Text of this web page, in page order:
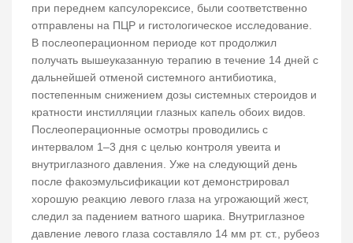
при переднем капсулорексисе, были соответственно
отправлены на ПЦР и гистологическое исследование.
В послеоперационном периоде кот продолжил
получать вышеуказанную терапию в течение 14 дней с
дальнейшей отменой системного антибиотика,
постепенным снижением дозы системных стероидов и
кратности инстилляции глазных капель обоих видов.
Послеоперационные осмотры проводились с
интервалом 1–3 дня с целью контроля увеита и
внутриглазного давления. Уже на следующий день
после факоэмульсификации кот демонстрировал
хорошую реакцию левого глаза на угрожающий жест,
следил за падением ватного шарика. Внутриглазное
давление левого глаза составляло 14 мм рт. ст., рубеоз